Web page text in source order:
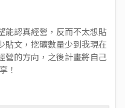
能認真經營，反而不太想貼
貼文，挖礦數量少到我現在
營的方向，之後計畫將自己
！